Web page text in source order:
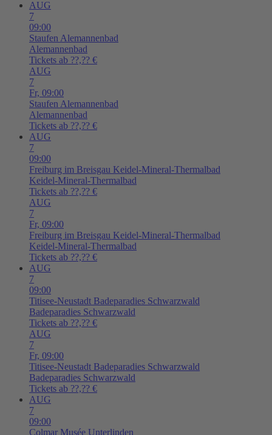
AUG
7
09:00
Staufen Alemannenbad
Alemannenbad
Tickets ab ??,?? €
AUG
7
Fr, 09:00
Staufen Alemannenbad
Alemannenbad
Tickets ab ??,?? €
AUG
7
09:00
Freiburg im Breisgau Keidel-Mineral-Thermalbad
Keidel-Mineral-Thermalbad
Tickets ab ??,?? €
AUG
7
Fr, 09:00
Freiburg im Breisgau Keidel-Mineral-Thermalbad
Keidel-Mineral-Thermalbad
Tickets ab ??,?? €
AUG
7
09:00
Titisee-Neustadt Badeparadies Schwarzwald
Badeparadies Schwarzwald
Tickets ab ??,?? €
AUG
7
Fr, 09:00
Titisee-Neustadt Badeparadies Schwarzwald
Badeparadies Schwarzwald
Tickets ab ??,?? €
AUG
7
09:00
Colmar Musée Unterlinden